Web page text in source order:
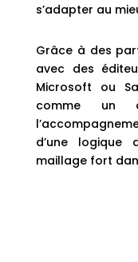
s’adapter au
Grâce à des
avec des
Microsoft ou
comme un
d’une
maillage fort